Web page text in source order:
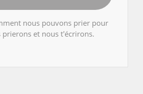
nous pouvons prier pour
prierons et nous t'écrirons.